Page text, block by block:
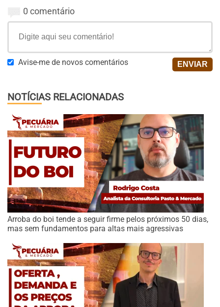
0 comentário
Avise-me de novos comentários
NOTÍCIAS RELACIONADAS
Arroba do boi tende a seguir firme pelos próximos 50 dias,
mas sem fundamentos para altas mais agressivas